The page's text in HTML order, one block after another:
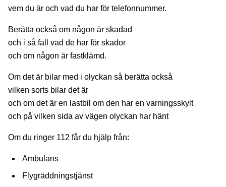
vem du är och vad du har för telefonnummer.
Berätta också om någon är skadad
och i så fall vad de har för skador
och om någon är fastklämd.
Om det är bilar med i olyckan så berätta också
vilken sorts bilar det är
och om det är en lastbil om den har en varningsskylt
och på vilken sida av vägen olyckan har hänt
Om du ringer 112 får du hjälp från:
Ambulans
Flygräddningstjänst